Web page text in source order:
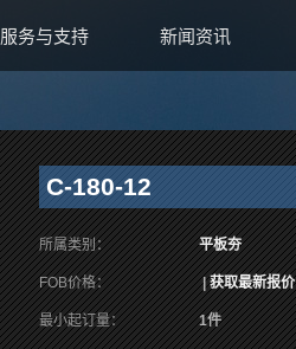
服务与支持 新闻资讯
C-180-12
所属类别： 平板夯
FOB价格： |获取最新报价
最小起订量： 1件